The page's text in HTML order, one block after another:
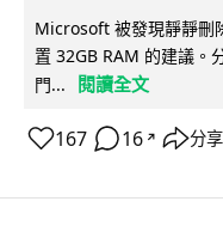
Microsoft 被發現靜靜刪
置 32GB RAM 的建議。
門...
閱讀全文
167 16 ↗ 分享